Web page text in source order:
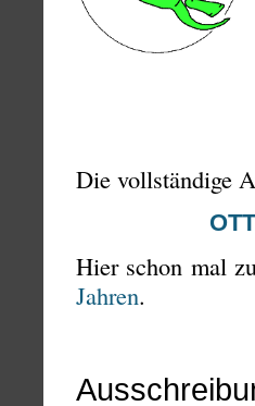
Die vollständige
Hier schon mal
Jahren.